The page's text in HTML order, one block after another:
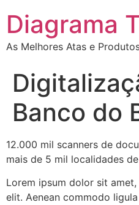
Diagrama
As Melhores Atas e
Banco do
12.000 mil scanners de
mais de 5 mil localidades
Lorem ipsum dolor sit
elit. Aenean commodo